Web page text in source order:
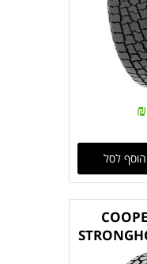
₪
הוסף לסל